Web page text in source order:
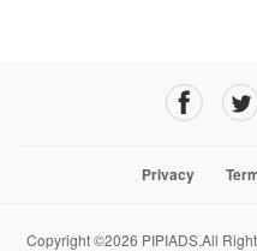
Privacy
Copyright ©2026 PIPIADS.All